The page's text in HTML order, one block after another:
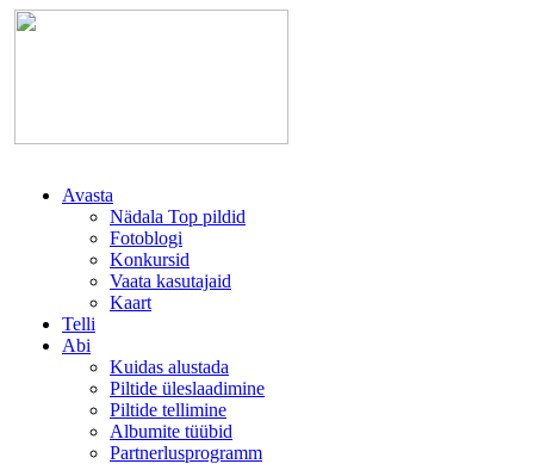
Avasta
Nädala Top pildid
Fotoblogi
Konkursid
Vaata kasutajaid
Kaart
Telli
Abi
Kuidas alustada
Piltide üleslaadimine
Piltide tellimine
Albumite tüübid
Partnerlusprogramm